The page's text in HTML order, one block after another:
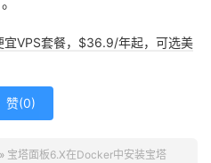
宜VPS套餐，$36.9/年起，可选美
赞(0)
宝塔面板6.X在Docker中安装宝塔